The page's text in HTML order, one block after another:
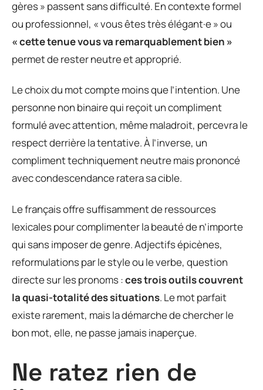
gères » passent sans difficulté. En contexte formel
ou professionnel, « vous êtes très élégant·e » ou
« cette tenue vous va remarquablement bien »
permet de rester neutre et approprié.
Le choix du mot compte moins que l’intention. Une
personne non binaire qui reçoit un compliment
formulé avec attention, même maladroit, percevra le
respect derrière la tentative. À l’inverse, un
compliment techniquement neutre mais prononcé
avec condescendance ratera sa cible.
Le français offre suffisamment de ressources
lexicales pour complimenter la beauté de n’importe
qui sans imposer de genre. Adjectifs épicènes,
reformulations par le style ou le verbe, question
directe sur les pronoms :ces trois outils couvrent
la quasi-totalité des situations. Le mot parfait
existe rarement, mais la démarche de chercher le
bon mot, elle, ne passe jamais inaperçue.
Ne ratez rien de